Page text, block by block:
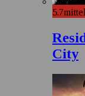
5.7mittel
City